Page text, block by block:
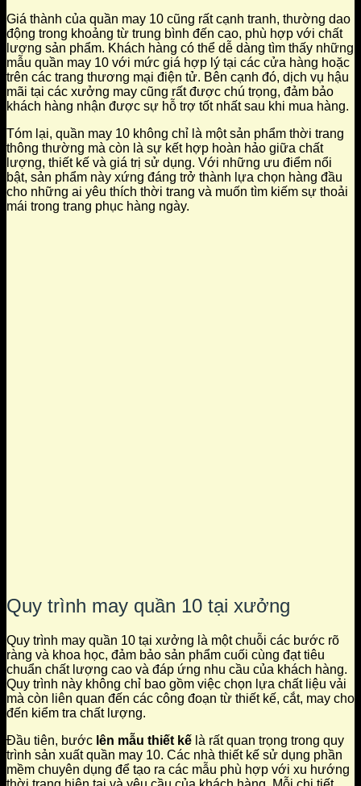
Giá thành của quần may 10 cũng rất cạnh tranh, thường dao
động trong khoảng từ trung bình đến cao, phù hợp với chất
lượng sản phẩm. Khách hàng có thể dễ dàng tìm thấy những
mẫu quần may 10 với mức giá hợp lý tại các cửa hàng hoặc
trên các trang thương mại điện tử. Bên cạnh đó, dịch vụ hậu
mãi tại các xưởng may cũng rất được chú trọng, đảm bảo
khách hàng nhận được sự hỗ trợ tốt nhất sau khi mua hàng.
Tóm lại, quần may 10 không chỉ là một sản phẩm thời trang
thông thường mà còn là sự kết hợp hoàn hảo giữa chất
lượng, thiết kế và giá trị sử dụng. Với những ưu điểm nổi
bật, sản phẩm này xứng đáng trở thành lựa chọn hàng đầu
cho những ai yêu thích thời trang và muốn tìm kiếm sự thoải
mái trong trang phục hàng ngày.
Quy trình may quần 10 tại xưởng
Quy trình may quần 10 tại xưởng là một chuỗi các bước rõ
ràng và khoa học, đảm bảo sản phẩm cuối cùng đạt tiêu
chuẩn chất lượng cao và đáp ứng nhu cầu của khách hàng.
Quy trình này không chỉ bao gồm việc chọn lựa chất liệu vải
mà còn liên quan đến các công đoạn từ thiết kế, cắt, may cho
đến kiểm tra chất lượng.
Đầu tiên, bước lên mẫu thiết kế là rất quan trọng trong quy
trình sản xuất quần may 10. Các nhà thiết kế sử dụng phần
mềm chuyên dụng để tạo ra các mẫu phù hợp với xu hướng